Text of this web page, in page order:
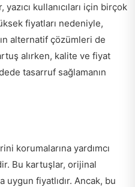
kullanıcıları için birçok
fiyatları nedeniyle,
alternatif çözümleri de
alırken, kalite ve fiyat
tasarruf sağlamanın
korumalarına yardımcı
Bu kartuşlar, orijinal
fiyatlıdır. Ancak, bu